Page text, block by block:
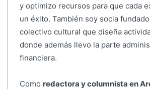
y optimizo recursos para que cada
un éxito. También soy socia
colectivo cultural que diseña
donde además llevo la parte
financiera.
Como redactora y columnista en